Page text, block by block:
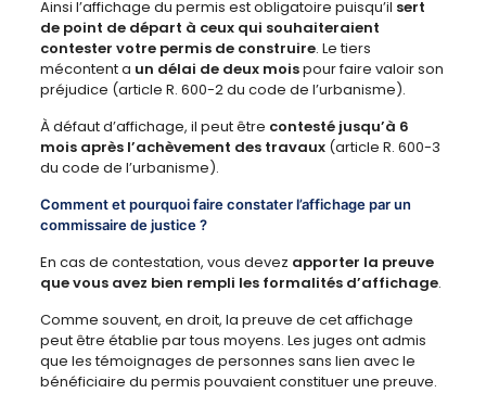
Ainsi l’affichage du permis est obligatoire puisqu’il sert
de point de départ à ceux qui souhaiteraient
contester votre permis de construire. Le tiers
mécontent a un délai de deux moispour faire valoir son
préjudice (article R. 600-2 du code de l’urbanisme).
À défaut d’affichage, il peut être contesté jusqu’à 6
mois après l’achèvement des travaux (article R. 600-3
du code de l’urbanisme).
Comment et pourquoi faire constater l’affichage par un
commissaire de justice ?
En cas de contestation, vous devez apporter la preuve
que vous avez bien rempli les formalités d’affichage.
Comme souvent, en droit, la preuve de cet affichage
peut être établie par tous moyens. Les juges ont admis
que les témoignages de personnes sans lien avec le
bénéficiaire du permis pouvaient constituer une preuve.